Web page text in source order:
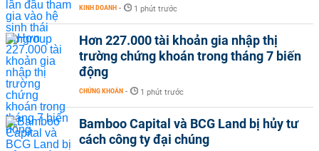
KINH DOANH - 1 phút trước
Hơn 227.000 tài khoản gia nhập thị
trường chứng khoán trong tháng 7 biến
động
CHỨNG KHOÁN - 1 phút trước
Bamboo Capital và BCG Land bị hủy tư
cách công ty đại chúng